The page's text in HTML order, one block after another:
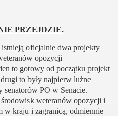
PRZEJDZIE.
oficjalnie dwa projekty
opozycji
to gotowy od początku projekt
to były najpierw luźne
senatorów PO w Senacie.
weteranów opozycji i
w kraju i zagranicą, odmiennie